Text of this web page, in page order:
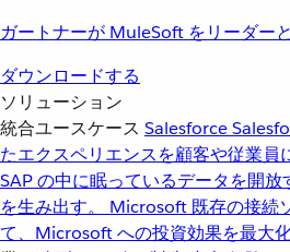
ガートナーが MuleSoft をリーダー
ダウンロードする
ソリューション
統合ユースケース Salesforce
たエクスペリエンスを顧客や従業員
SAP の中に眠っているデータを開
を生み出す。
Microsoft 既存の接続
て、Microsoft への投資効果を最大化